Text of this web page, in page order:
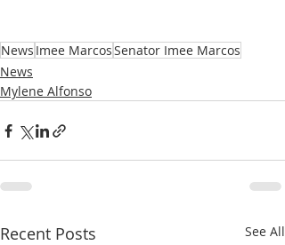
News Imee MarcosSenator Imee Marcos
News
Mylene Alfonso
Recent Posts See All